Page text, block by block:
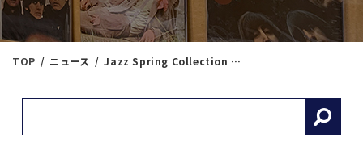
TOP ニュース Jazz Spring Collection 20 ＜新入荷情報＞ 4/6（日）15：25出品 ※通販リスト付